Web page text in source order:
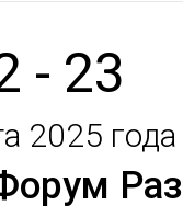
- 23
2025 года